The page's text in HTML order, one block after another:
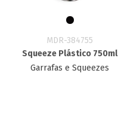
MDR-384755
Squeeze Plástico 750ml
Garrafas e Squeezes